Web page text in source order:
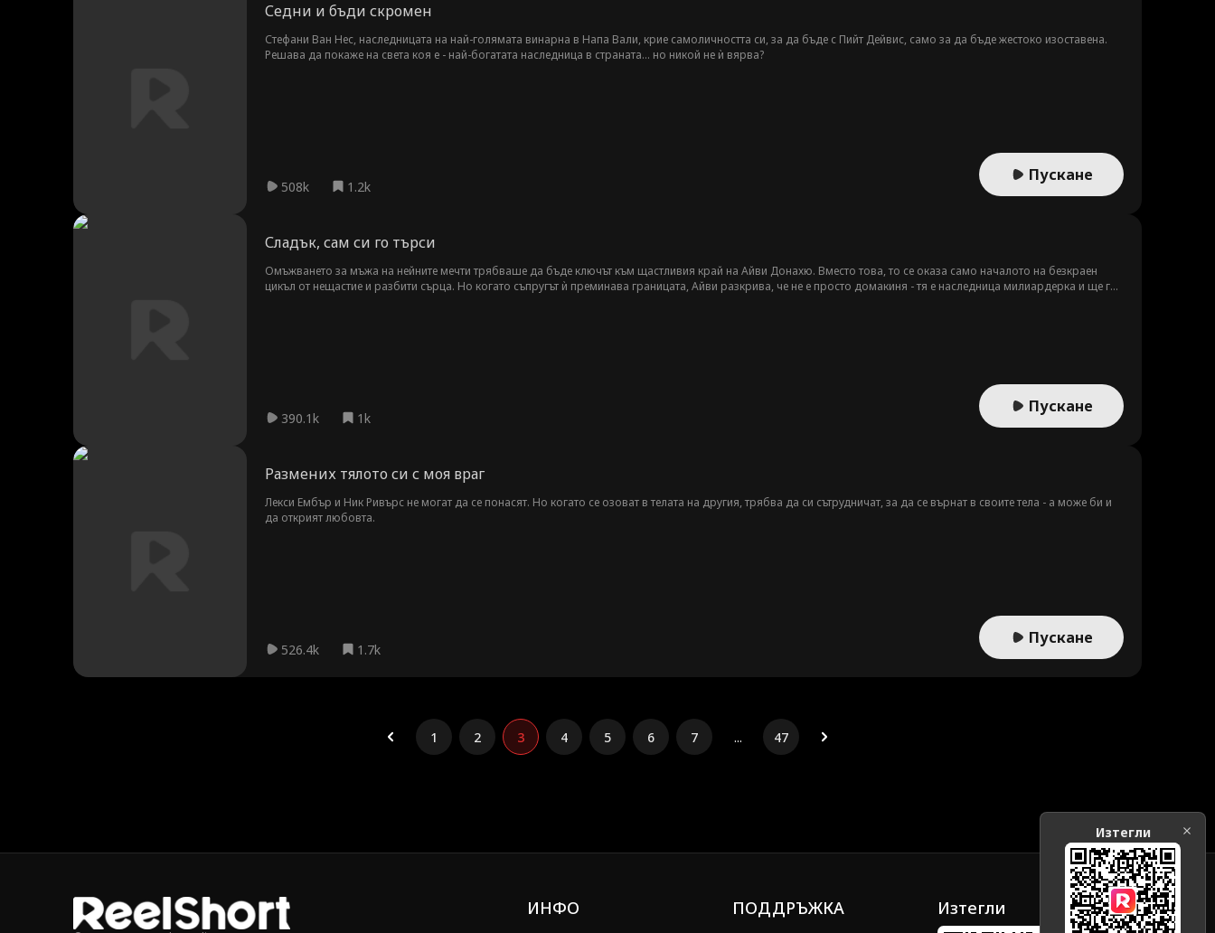
Седни и бъди скромен
Стефани Ван Нес, наследницата на най-голямата винарна в Напа Вали, крие самоличността си, за да бъде с Пийт Дейвис, само за да бъде жестоко изоставена.
Решава да покаже на света коя е - най-богатата наследница в страната... но никой не ѝ вярва?
508k 1.2k
Пускане
Сладък, сам си го търси
Омъжването за мъжа на нейните мечти трябваше да бъде ключът към щастливия край на Айви Донахю. Вместо това, то се оказа само началото на безкраен
цикъл от нещастие и разбити сърца. Но когато съпругът ѝ преминава границата, Айви разкрива, че не е просто домакиня - тя е наследница милиардерка и ще го
390.1k 1k
Пускане
Размених тялото си с моя враг
Лекси Ембър и Ник Ривърс не могат да се понасят. Но когато се озоват в телата на другия, трябва да си сътрудничат, за да се върнат в своите тела - а може би и
да открият любовта.
526.4k 1.7k
Пускане
1 2 3 4 5 6 7 ... 47
ИНФО ПОДДРЪЖКА Изтегли
Изтегли